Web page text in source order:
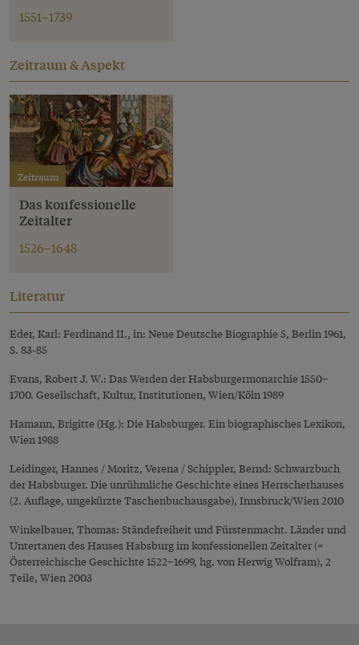
1551–1739
Zeitraum & Aspekt
Zeitraum
Das konfessionelle
Zeitalter
1526–1648
Literatur
Eder, Karl: Ferdinand II., in: Neue Deutsche Biographie 5, Berlin 1961,
S. 83-85
Evans, Robert J. W.: Das Werden der Habsburgermonarchie 1550–
1700. Gesellschaft, Kultur, Institutionen, Wien/Köln 1989
Hamann, Brigitte (Hg.): Die Habsburger. Ein biographisches Lexikon,
Wien 1988
Leidinger, Hannes / Moritz, Verena / Schippler, Bernd: Schwarzbuch
der Habsburger. Die unrühmliche Geschichte eines Herrscherhauses
(2. Auflage, ungekürzte Taschenbuchausgabe), Innsbruck/Wien 2010
Winkelbauer, Thomas: Ständefreiheit und Fürstenmacht. Länder und
Untertanen des Hauses Habsburg im konfessionellen Zeitalter (=
Österreichische Geschichte 1522–1699, hg. von Herwig Wolfram), 2
Teile, Wien 2003